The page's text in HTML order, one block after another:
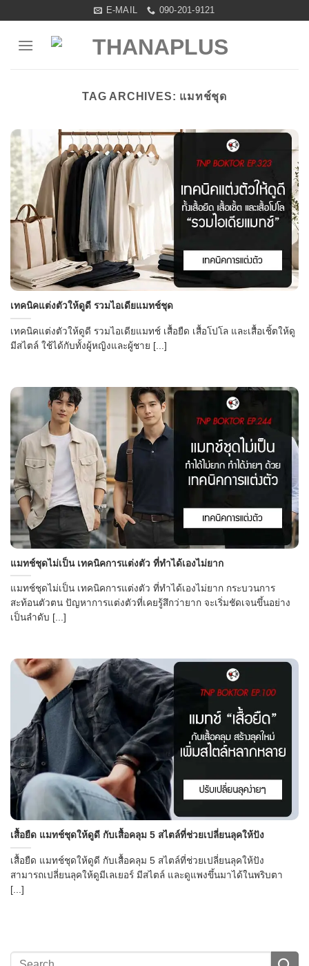
content
E-MAIL 090-201-9121
TAG ARCHIVES: แมทช์ชุด
เทคนิคแต่งตัวให้ดูดี รวมไอเดียแมทช์ชุด
เทคนิคแต่งตัวให้ดูดี รวมไอเดียแมทช์ เสื้อยืด เสื้อโปโล และเสื้อเชิ้ตให้ดู
มีสไตล์ ใช้ได้กับทั้งผู้หญิงและผู้ชาย [...]
แมทช์ชุดไม่เป็น เทคนิคการแต่งตัว ที่ทำได้เองไม่ยาก
แมทช์ชุดไม่เป็น เทคนิคการแต่งตัว ที่ทำได้เองไม่ยาก กระบวนการ
สะท้อนตัวตน ปัญหาการแต่งตัวที่เคยรู้สึกว่ายาก จะเริ่มชัดเจนขึ้นอย่าง
เป็นลำดับ [...]
เสื้อยืด แมทช์ชุดให้ดูดี กับเสื้อคลุม 5 สไตล์ที่ช่วยเปลี่ยนลุคให้ปัง
เสื้อยืด แมทช์ชุดให้ดูดี กับเสื้อคลุม 5 สไตล์ที่ช่วยเปลี่ยนลุคให้ปัง
สามารถเปลี่ยนลุคให้ดูมีเลเยอร์ มีสไตล์ และดูแพงขึ้นมาได้ในพริบตา
[...]